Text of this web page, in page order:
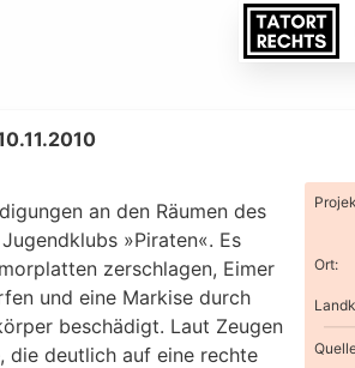
an den Räumen des
»Piraten«. Es
zerschlagen, Eimer
und eine Markise durch
beschädigt. Laut Zeugen
die deutlich auf eine rechte
Ort: